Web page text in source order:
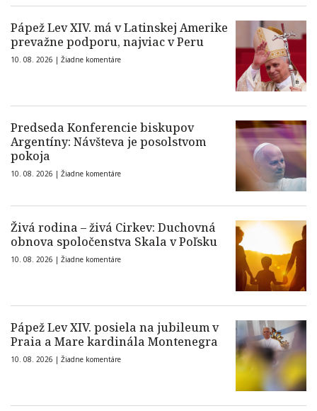
Pápež Lev XIV. má v Latinskej Amerike
prevažne podporu, najviac v Peru
10. 08. 2026 | Žiadne komentáre
Predseda Konferencie biskupov
Argentíny: Návšteva je posolstvom
pokoja
10. 08. 2026 | Žiadne komentáre
Živá rodina – živá Cirkev: Duchovná
obnova spoločenstva Skala v Poľsku
10. 08. 2026 | Žiadne komentáre
Pápež Lev XIV. posiela na jubileum v
Praia a Mare kardinála Montenegra
10. 08. 2026 | Žiadne komentáre